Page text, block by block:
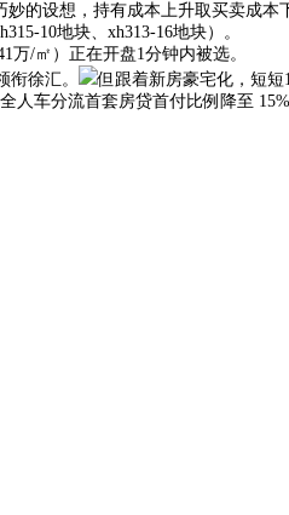
妙的设想，持有成本上升取买卖成
10地块、xh313-16地块）。
/㎡）正在开盘1分钟内被选。
徐汇。
但跟着新房豪宅化，短短
车分流首套房贷首付比例降至